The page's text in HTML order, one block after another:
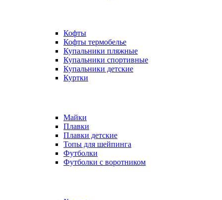
Кофты
Кофты термобелье
Купальники пляжные
Купальники спортивные
Купальники детские
Куртки
Майки
Плавки
Плавки детские
Топы для шейпинга
Футболки
Футболки с воротником